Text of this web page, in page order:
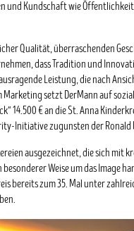
und Kundschaft wie
Qualität, überraschenden
dass Tradition und
Leistung, die nach
setzt DerMann auf
14.500 € an die St. Anna
Initiative zugunsten der Ronald
ausgezeichnet, die sich mit
Weise um das Image
bereits zum 35. Mal unter